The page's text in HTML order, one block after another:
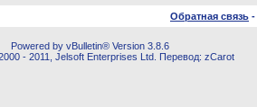
Обратная связь -
Powered by vBulletin® Version 3.8.6
- 2011, Jelsoft Enterprises Ltd. Перевод: zCarot